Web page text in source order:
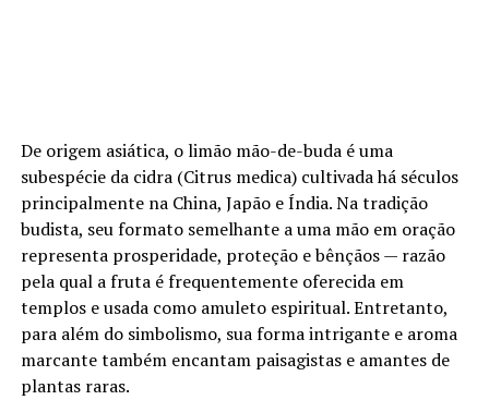
De origem asiática, o limão mão-de-buda é uma
subespécie da cidra (Citrus medica) cultivada há séculos
principalmente na China, Japão e Índia. Na tradição
budista, seu formato semelhante a uma mão em oração
representa prosperidade, proteção e bênçãos — razão
pela qual a fruta é frequentemente oferecida em
templos e usada como amuleto espiritual. Entretanto,
para além do simbolismo, sua forma intrigante e aroma
marcante também encantam paisagistas e amantes de
plantas raras.